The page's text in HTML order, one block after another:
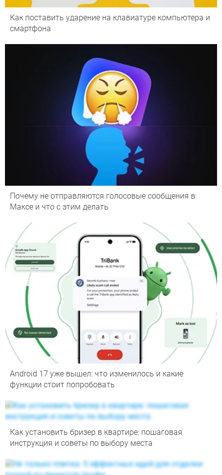
Как поставить ударение на клавиатуре компьютера и
смартфона
Почему не отправляются голосовые сообщения в
Максе и что с этим делать
Android 17 уже вышел: что изменилось и какие
функции стоит попробовать
Как установить бризер в квартире: пошаговая
инструкция и советы по выбору места